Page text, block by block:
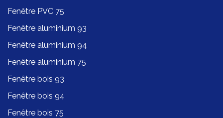
Fenêtre PVC 75
Fenêtre aluminium 93
Fenêtre aluminium 94
Fenêtre aluminium 75
Fenêtre bois 93
Fenêtre bois 94
Fenêtre bois 75